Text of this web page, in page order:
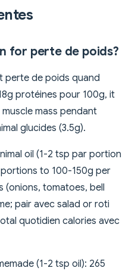
for perte de poids?
perte de poids quand
protéines pour 100g, it
mass pendant
glucides (3.5g).
oil (1-2 tsp par portion
to 100-150g per
(onions, tomatoes, bell
pair avec salad or roti
quotidien calories avec
(1-2 tsp oil): 265